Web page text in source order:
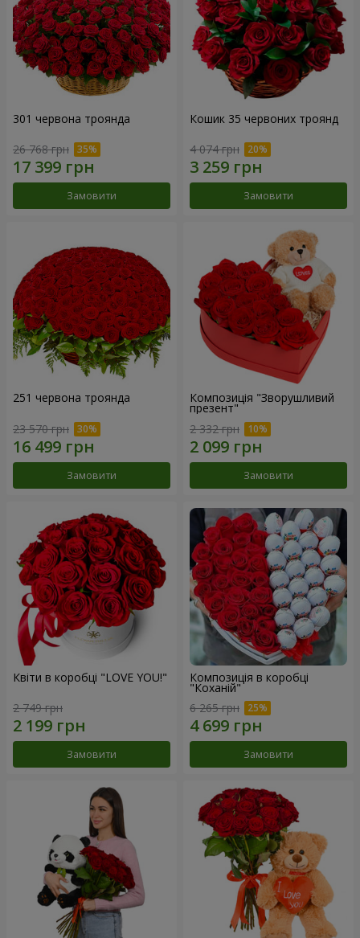
301 червона троянда
26 768 грн
Замовити
Кошик 35 червоних троянд
4 074 грн
Замовити
251 червона троянда
23 570 грн
Замовити
Композиція "Зворушливий
презент"
2 332 грн
Замовити
Квіти в коробці "LOVE YOU!"
2 749 грн
Замовити
Композиція в коробці
"Коханій"
6 265 грн
Замовити